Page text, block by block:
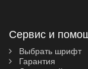
Сервис и
Выбрать шрифт
Гарантия